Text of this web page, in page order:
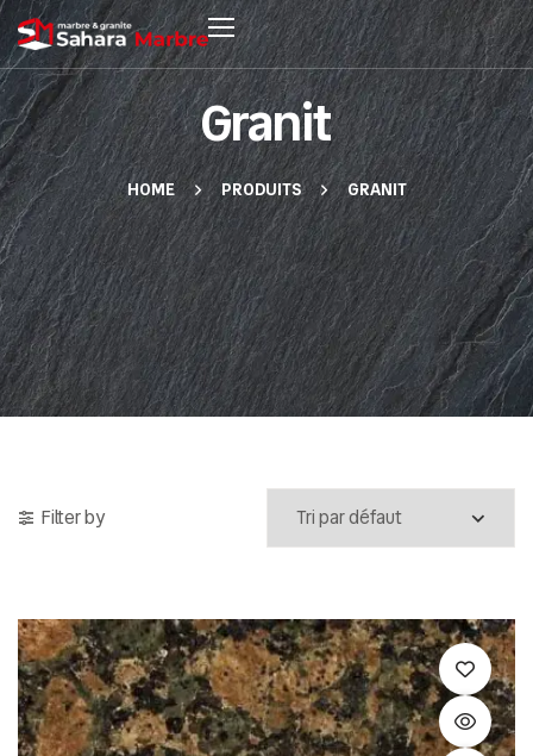
Granit
HOME PRODUITS GRANIT
Filter by